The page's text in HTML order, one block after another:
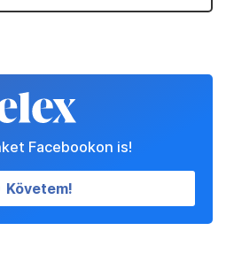
Facebookon is!
Követem!